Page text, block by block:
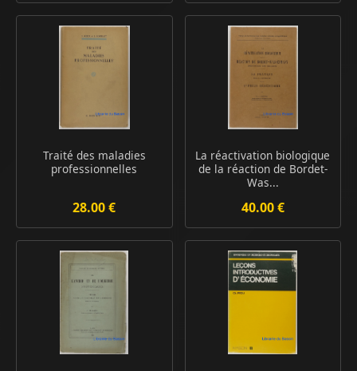
Traité des maladies
professionnelles
28.00 €
La réactivation biologique
de la réaction de Bordet-
Was...
40.00 €